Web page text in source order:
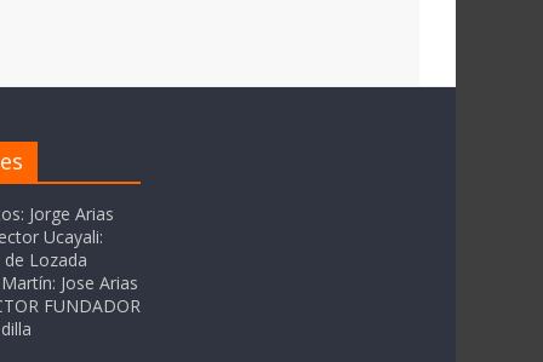
Jorge Arias
Ucayali:
Lozada
Jose Arias
FUNDADOR